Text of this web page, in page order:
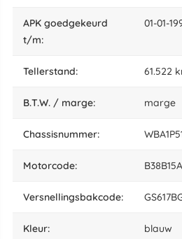
APK goedgekeurd
t/m:
01-01-
tellerstand: 61.522
B.T.W. / marge: marge
chassisnummer:
motorcode: B38B15A
versnellingsbakcode:
kleur: blauw